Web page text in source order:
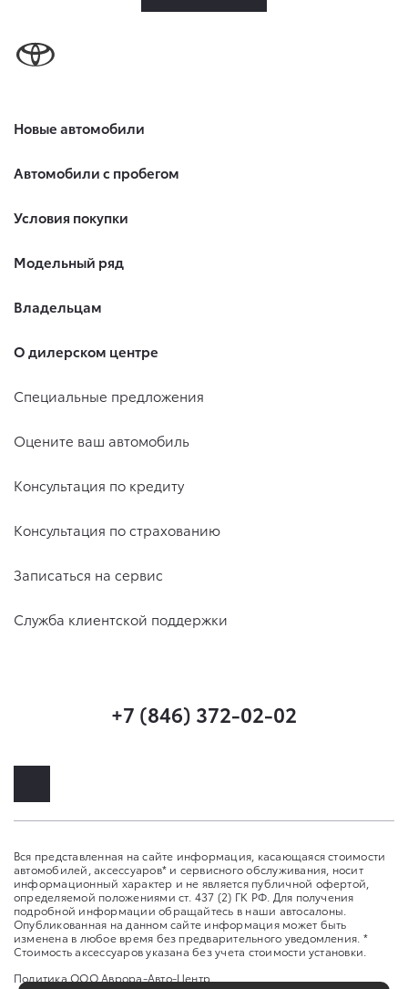
Новые автомобили
Автомобили с пробегом
Условия покупки
Модельный ряд
Владельцам
О дилерском центре
Специальные предложения
Оцените ваш автомобиль
Консультация по кредиту
Консультация по страхованию
Записаться на сервис
Служба клиентской поддержки
+7 (846) 372-02-02
Вся представленная на сайте информация, касающаяся стоимости
автомобилей, аксессуаров* и сервисного обслуживания, носит
информационный характер и не является публичной офертой,
определяемой положениями ст. 437 (2) ГК РФ. Для получения
подробной информации обращайтесь в наши автосалоны.
Опубликованная на данном сайте информация может быть
изменена в любое время без предварительного уведомления. *
Стоимость аксессуаров указана без учета стоимости установки.
Политика ООО Аврора-Авто-Центр